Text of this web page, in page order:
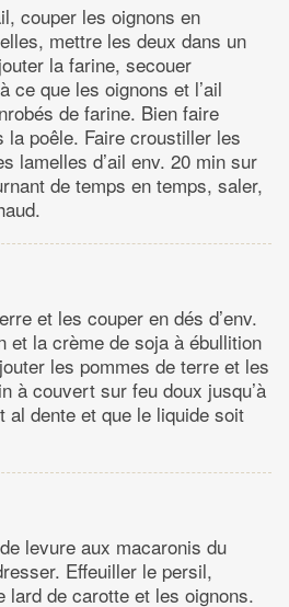
couper les oignons en
mettre les deux dans un
la farine, secouer
ce que les oignons et l’ail
de farine. Bien faire
la poêle. Faire croustiller les
lamelles d’ail env. 20 min sur
de temps en temps, saler,
et les couper en dés d’env.
et la crème de soja à ébullition
les pommes de terre et les
à couvert sur feu doux jusqu’à
al dente et que le liquide soit
levure aux macaronis du
Effeuiller le persil,
lard de carotte et les oignons.